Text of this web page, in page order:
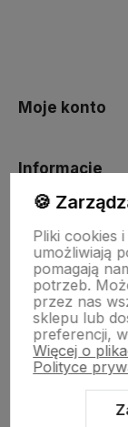
Moje konto
Informacje
O nas
Dostawa i
Sklepy
Obsługa
🍪
Pliki cookies
umożliwiają
pomagają
potrzeb.
przez nas
sklepu lub
preferencji,
Więcej o
Polityce